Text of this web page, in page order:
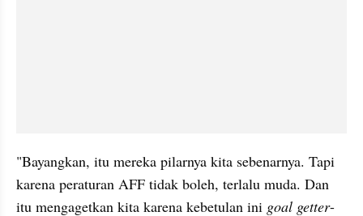
"Bayangkan, itu mereka pilarnya kita sebenarnya. Tapi
karena peraturan AFF tidak boleh, terlalu muda. Dan
itu mengagetkan kita karena kebetulan ini goal getter-